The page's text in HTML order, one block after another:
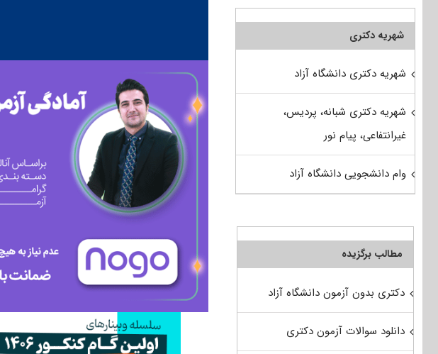
شهریه دکتری
شهریه دکتری دانشگاه آزاد
شهریه دکتری شبانه، پردیس،
غیرانتفاعی، پیام نور
وام دانشجویی دانشگاه آزاد
مطالب برگزیده
دکتری بدون آزمون دانشگاه آزاد
دانلود سوالات آزمون دکتری